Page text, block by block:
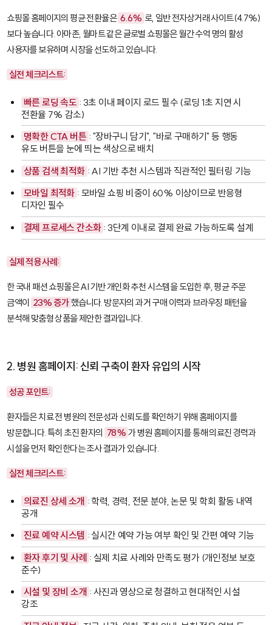
쇼핑몰 홈페이지의 평균 전환율은 6.6% 로, 일반 전자상거래 사이트(4.7%)
보다 높습니다. 아마존, 월마트 같은 글로벌 쇼핑몰은 월간 수억 명의 활성
사용자를 보유하며 시장을 선도하고 있습니다.
실전 체크리스트:
빠른 로딩 속도 : 3초 이내 페이지 로드 필수 (로딩 1초 지연 시
전환율 7% 감소)
명확한 CTA 버튼 : "장바구니 담기", "바로 구매하기" 등 행동
유도 버튼을 눈에 띄는 색상으로 배치
상품 검색 최적화 : AI 기반 추천 시스템과 직관적인 필터링 기능
모바일 최적화 : 모바일 쇼핑 비중이 60% 이상이므로 반응형
디자인 필수
결제 프로세스 간소화 : 3단계 이내로 결제 완료 가능하도록 설계
실제 적용 사례:
한 국내 패션 쇼핑몰은 AI 기반 개인화 추천 시스템을 도입한 후, 평균 주문
금액이 23% 증가 했습니다. 방문자의 과거 구매 이력과 브라우징 패턴을
분석해 맞춤형 상품을 제안한 결과입니다.
2. 병원 홈페이지: 신뢰 구축이 환자 유입의 시작
성공 포인트:
환자들은 치료 전 병원의 전문성과 신뢰도를 확인하기 위해 홈페이지를
방문합니다. 특히 초진 환자의 78% 가 병원 홈페이지를 통해 의료진 경력과
시설을 먼저 확인한다는 조사 결과가 있습니다.
실전 체크리스트:
의료진 상세 소개 : 학력, 경력, 전문 분야, 논문 및 학회 활동 내역
공개
진료 예약 시스템 : 실시간 예약 가능 여부 확인 및 간편 예약 기능
환자 후기 및 사례 : 실제 치료 사례와 만족도 평가 (개인정보 보호
준수)
시설 및 장비 소개 : 사진과 영상으로 청결하고 현대적인 시설
강조